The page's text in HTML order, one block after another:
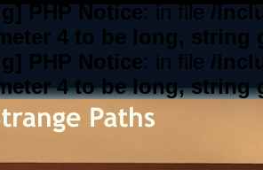
PHP Notice: in file/
4 to be long, string
PHP Notice: in file /
4 to be long, string